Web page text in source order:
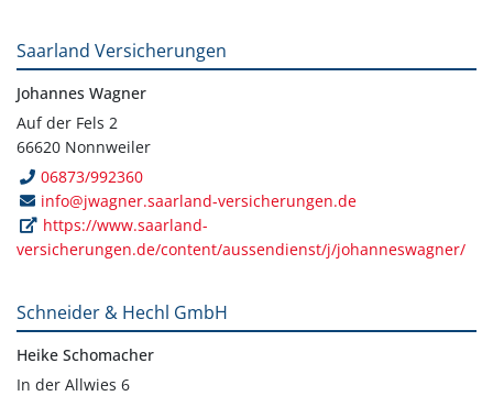
Saarland Versicherungen
Johannes Wagner
Auf der Fels 2
66620 Nonnweiler
06873/992360
info@jwagner.saarland-versicherungen.de
https://www.saarland-
versicherungen.de/content/aussendienst/j/johanneswagner/
Schneider & Hechl GmbH
Heike Schomacher
In der Allwies 6